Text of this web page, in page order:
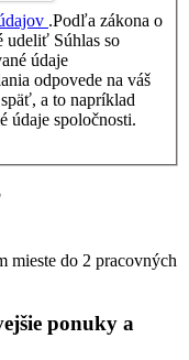
.Podľa zákona o
udeliť Súhlas so
údaje
odpovede na váš
a to napríklad
údaje spoločnosti.
mieste do 2 pracovných
ponuky a